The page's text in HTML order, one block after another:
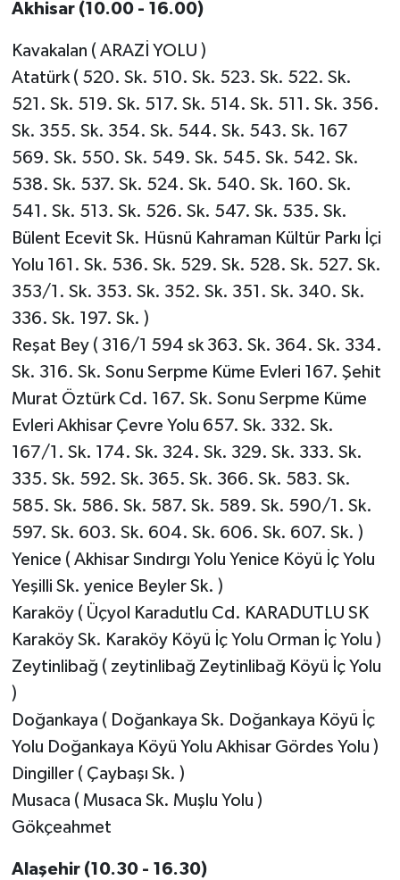
Akhisar (10.00 - 16.00)
Kavakalan ( ARAZİ YOLU )
Atatürk ( 520. Sk. 510. Sk. 523. Sk. 522. Sk.
521. Sk. 519. Sk. 517. Sk. 514. Sk. 511. Sk. 356.
Sk. 355. Sk. 354. Sk. 544. Sk. 543. Sk. 167
569. Sk. 550. Sk. 549. Sk. 545. Sk. 542. Sk.
538. Sk. 537. Sk. 524. Sk. 540. Sk. 160. Sk.
541. Sk. 513. Sk. 526. Sk. 547. Sk. 535. Sk.
Bülent Ecevit Sk. Hüsnü Kahraman Kültür Parkı İçi
Yolu 161. Sk. 536. Sk. 529. Sk. 528. Sk. 527. Sk.
353/1. Sk. 353. Sk. 352. Sk. 351. Sk. 340. Sk.
336. Sk. 197. Sk. )
Reşat Bey ( 316/1 594 sk 363. Sk. 364. Sk. 334.
Sk. 316. Sk. Sonu Serpme Küme Evleri 167. Şehit
Murat Öztürk Cd. 167. Sk. Sonu Serpme Küme
Evleri Akhisar Çevre Yolu 657. Sk. 332. Sk.
167/1. Sk. 174. Sk. 324. Sk. 329. Sk. 333. Sk.
335. Sk. 592. Sk. 365. Sk. 366. Sk. 583. Sk.
585. Sk. 586. Sk. 587. Sk. 589. Sk. 590/1. Sk.
597. Sk. 603. Sk. 604. Sk. 606. Sk. 607. Sk. )
Yenice ( Akhisar Sındırgı Yolu Yenice Köyü İç Yolu
Yeşilli Sk. yenice Beyler Sk. )
Karaköy ( Üçyol Karadutlu Cd. KARADUTLU SK
Karaköy Sk. Karaköy Köyü İç Yolu Orman İç Yolu )
Zeytinlibağ ( zeytinlibağ Zeytinlibağ Köyü İç Yolu
)
Doğankaya ( Doğankaya Sk. Doğankaya Köyü İç
Yolu Doğankaya Köyü Yolu Akhisar Gördes Yolu )
Dingiller ( Çaybaşı Sk. )
Musaca ( Musaca Sk. Muşlu Yolu )
Gökçeahmet
Alaşehir (10.30 - 16.30)